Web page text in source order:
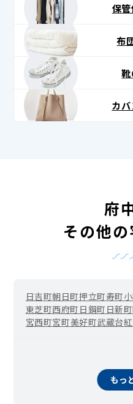
保
布
カ
府
その他
日吉町朝日町押立町寿町
東芝町西府町 日鋼町 日新町
宮西町宮町美好町武蔵台
もっ